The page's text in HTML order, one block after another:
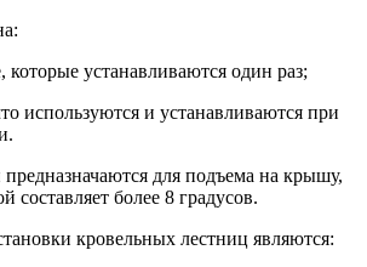
которые устанавливаются один раз;
используются и устанавливаются при
для подъема на крышу,
составляет более 8 градусов.
кровельных лестниц являются: